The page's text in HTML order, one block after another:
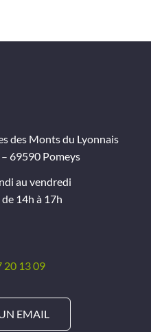
des Monts du Lyonnais
69590 Pomeys
au vendredi
14h à 17h
20 13 09
EMAIL